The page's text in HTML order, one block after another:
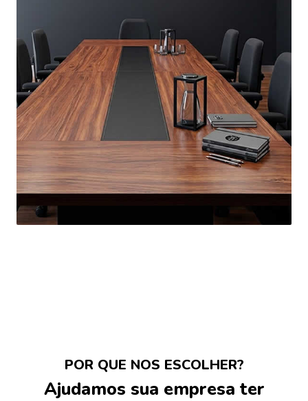
POR QUE NOS ESCOLHER?
Ajudamos sua empresa ter